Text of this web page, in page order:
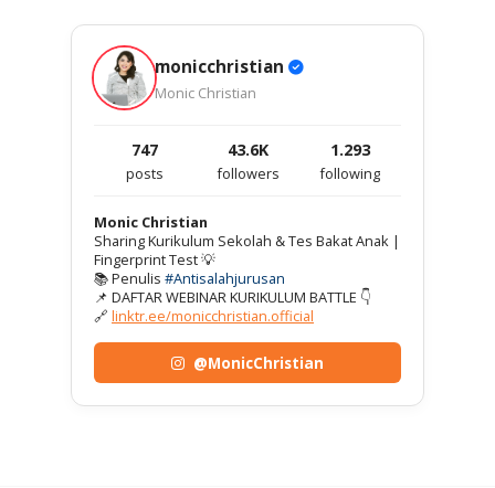
monicchristian
Monic Christian
747
posts
43.6K
followers
1.293
following
Monic Christian
Sharing Kurikulum Sekolah & Tes Bakat Anak |
Fingerprint Test 💡
📚 Penulis #Antisalahjurusan
📌 DAFTAR WEBINAR KURIKULUM BATTLE 👇
🔗 linktr.ee/monicchristian.official
@MonicChristian